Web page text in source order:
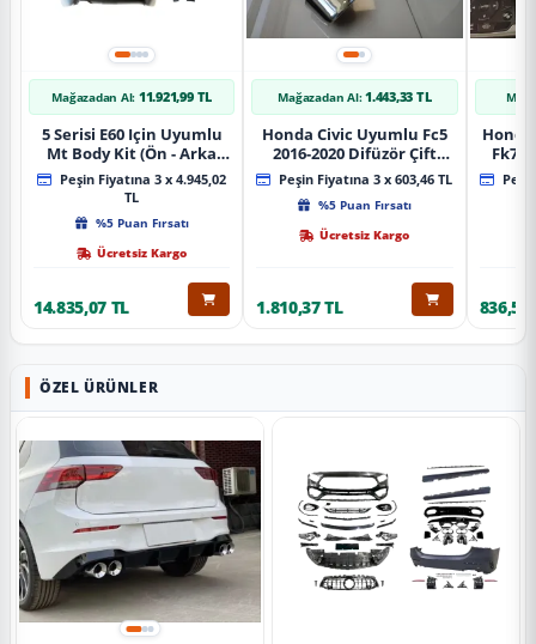
Mağazadan Al: 11.921,99 TL
5 Serisi E60 Için Uyumlu
Mt Body Kit (Ön - Arka
Tampon -Marspiyel )
Peşin Fiyatına 3 x 4.945,02
TL
%5 Puan Fırsatı
Ücretsiz Kargo
14.835,07 TL
Mağazadan Al: 1.443,33 TL
Honda Civic Uyumlu Fc5
2016-2020 Difüzör Çift
Çıkış İçin Egzoz Seti
Peşin Fiyatına 3 x 603,46 TL
%5 Puan Fırsatı
Ücretsiz Kargo
1.810,37 TL
Fk7
836,51
ÖZEL ÜRÜNLER